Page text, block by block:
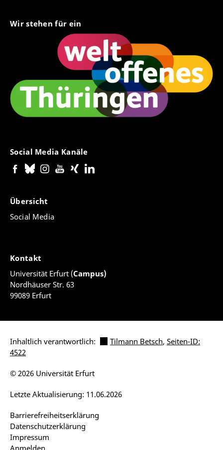
Wir stehen für ein
Social Media Kanäle
Übersicht
Social Media
Kontakt
Universität Erfurt (Campus)
Nordhäuser Str. 63
99089 Erfurt
Inhaltlich verantwortlich: Tilmann Betsch, Seiten-ID:
4522
Barrierefreiheitserklärung
Datenschutzerklärung
Impressum
Letzte Aktualisierung: 11.06.2026
© 2026 Universität Erfurt